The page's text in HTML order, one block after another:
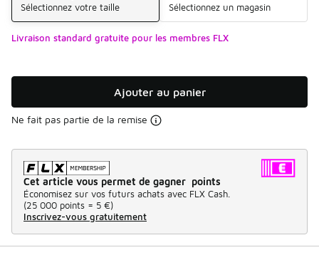
Sélectionnez votre taille Sélectionnez un magasin
Livraison standard gratuite pour les membres FLX
Ajouter au panier
Ne fait pas partie de la remise
Cet article vous permet de gagner points
Économisez sur vos futurs achats avec FLX Cash.
(25 000 points = 5 €)
Inscrivez-vous gratuitement